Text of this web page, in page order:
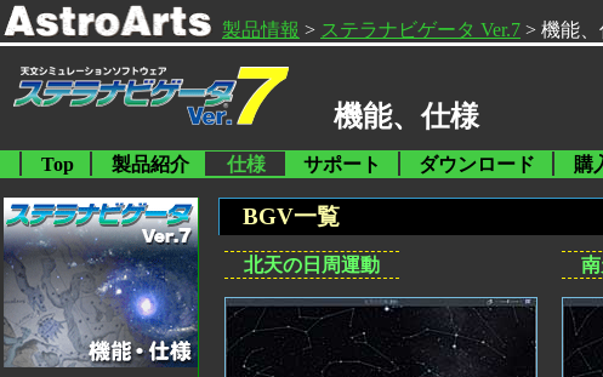
製品情報 > ステラナビゲータ Ver.7 > 機能、
機能、仕様
Top 製品紹介 仕様 サポート ダウンロード 購
BGV一覧
北天の日周運動